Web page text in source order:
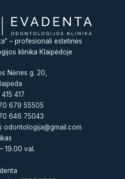
– profesionali estetinės
klinika Klaipėdoje
Nėries g. 20,
417
679 55505
646 75043
odontologija@gmail.com
19.00 val.